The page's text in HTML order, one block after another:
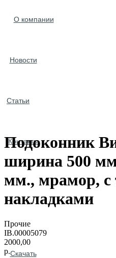
О компании
Новости
Статьи
Контакты
Скачать
Подоконник
ширина 500
мм., мрамор, с
накладками
Прочие
IB.00005079
2000,00
р.